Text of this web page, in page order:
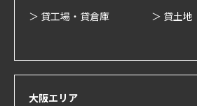
＞ 貸工場・貸倉庫
＞ 貸土地
大阪エリア